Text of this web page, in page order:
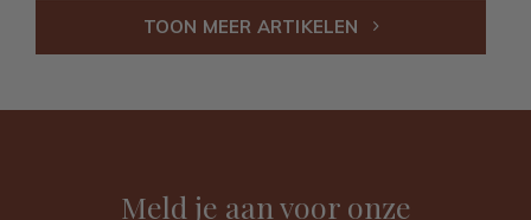
TOON MEER ARTIKELEN
Meld je aan voor onze